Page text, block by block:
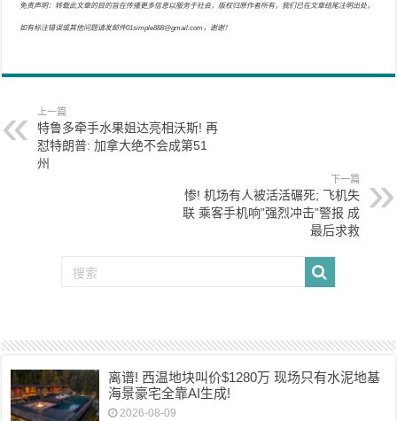
免责声明：转载此文章的目的旨在传播更多信息以服务于社会，版权归原作者所有，我们已在文章结尾注明出处，
如有标注错误或其他问题请发邮件01simple888@gmail.com，谢谢！
上一篇
特鲁多牵手水果姐达亮相沃斯! 再
怼特朗普: 加拿大绝不会成第51
州
下一篇
惨! 机场有人被活活碾死; 飞机失
联 乘客手机响”强烈冲击”警报 成
最后求救
离谱! 西温地块叫价$1280万 现场只有水泥地基
海景豪宅全靠AI生成!
2026-08-09